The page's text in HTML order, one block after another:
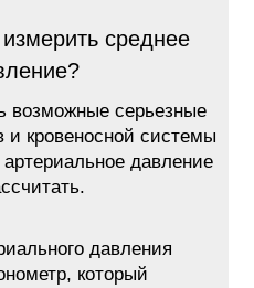
среднее
возможные серьезные
и кровеносной системы
давление
давления
который